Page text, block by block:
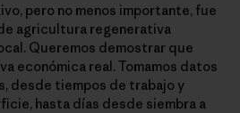
pero no menos importante, fue
agricultura regenerativa
Queremos demostrar que
económica real. Tomamos datos
desde tiempos de trabajo y
hasta días desde siembra a